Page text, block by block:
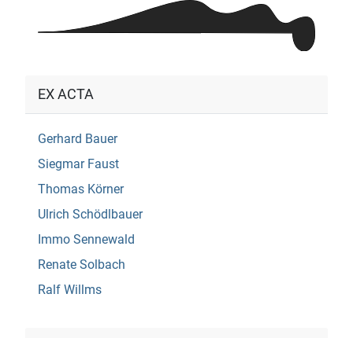
EX ACTA
Gerhard Bauer
Siegmar Faust
Thomas Körner
Ulrich Schödlbauer
Immo Sennewald
Renate Solbach
Ralf Willms